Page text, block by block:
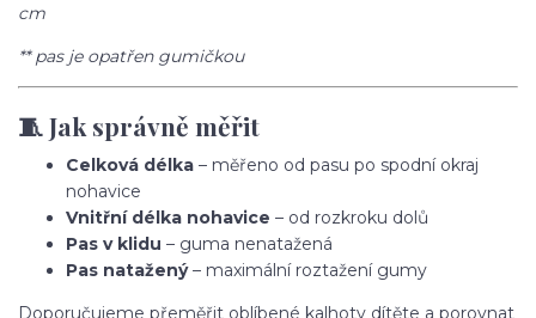
cm
** pas je opatřen gumičkou
🧵 Jak správně měřit
Celková délka – měřeno od pasu po spodní okraj
nohavice
Vnitřní délka nohavice – od rozkroku dolů
Pas v klidu – guma nenatažená
Pas natažený– maximální roztažení gumy
Doporučujeme přeměřit oblíbené kalhoty dítěte a porovnat